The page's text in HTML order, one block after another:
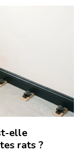
elle
rats ?